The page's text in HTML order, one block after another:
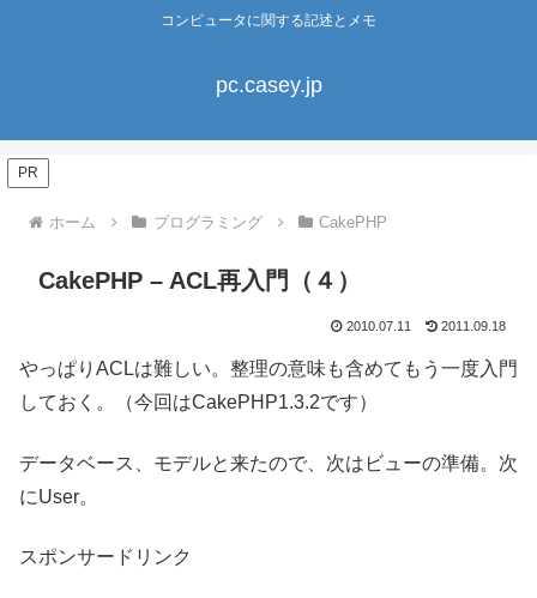
コンピュータに関する記述とメモ
pc.casey.jp
PR
ホーム プログラミング CakePHP
CakePHP – ACL再入門（４）
2010.07.11 2011.09.18
やっぱりACLは難しい。整理の意味も含めてもう一度入門
しておく。（今回はCakePHP1.3.2です）
データベース、モデルと来たので、次はビューの準備。次
にUser。
スポンサードリンク